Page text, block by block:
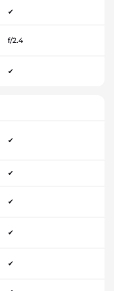
✔
f/2.4
✔
✔
✔
✔
✔
✔